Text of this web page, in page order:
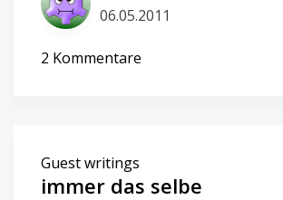
06.05.2011
2 Kommentare
Guest writings
immer das selbe